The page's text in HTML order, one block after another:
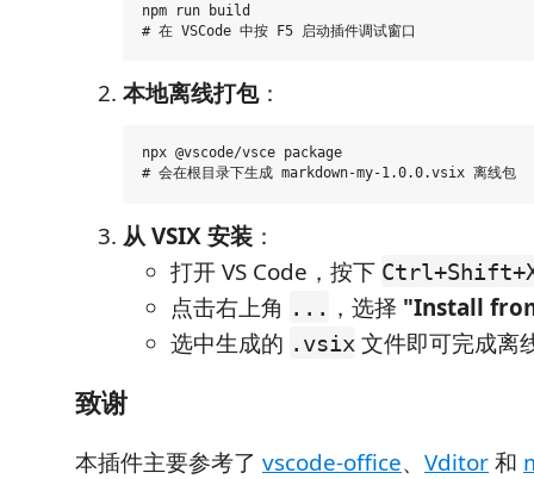
npm run build
本地离线打包：
npx @vscode/vsce package
从 VSIX 安装 ：
打开 VS Code，按下
点击右上角 ... ，选择 "Install
选中生成的 .vsix 文件即可完成离
致谢
本插件主要参考了 vscode-office、 Vditor和